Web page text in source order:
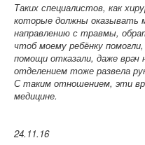
Таких специалистов, как
которые должны оказывать
направлению с травмы,
чтоб моему ребёнку
помощи отказали, даже
отделением тоже развела
С таким отношением, эти
медицине.
24.11.16